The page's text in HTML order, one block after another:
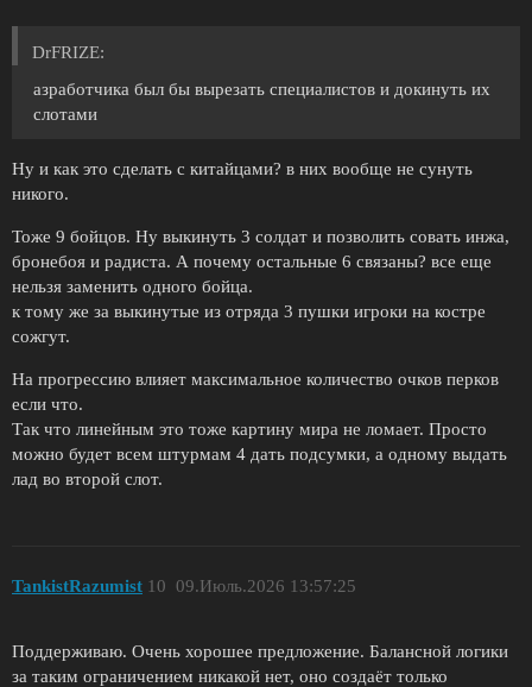
DrFRIZE:
азработчика был бы вырезать специалистов и докинуть их
слотами
Ну и как это сделать с китайцами? в них вообще не сунуть
никого.
Тоже 9 бойцов. Ну выкинуть 3 солдат и позволить совать инжа,
бронебоя и радиста. А почему остальные 6 связаны? все еще
нельзя заменить одного бойца.
к тому же за выкинутые из отряда 3 пушки игроки на костре
сожгут.
На прогрессию влияет максимальное количество очков перков
если что.
Так что линейным это тоже картину мира не ломает. Просто
можно будет всем штурмам 4 дать подсумки, а одному выдать
лад во второй слот.
TankistRazumist 09.Июль.2026 13:57:25
10
Поддерживаю. Очень хорошее предложение. Балансной логики
за таким ограничением никакой нет, оно создаёт только